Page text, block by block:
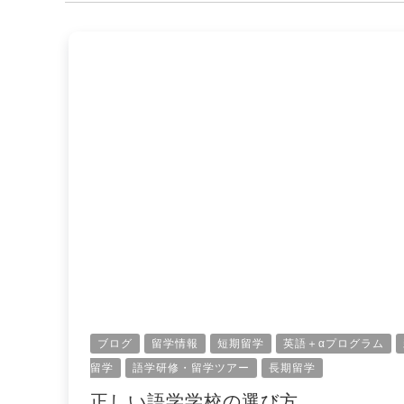
ブログ 留学情報 短期留学 英語＋αプログラム
留学
語学研修・留学ツアー 長期留学